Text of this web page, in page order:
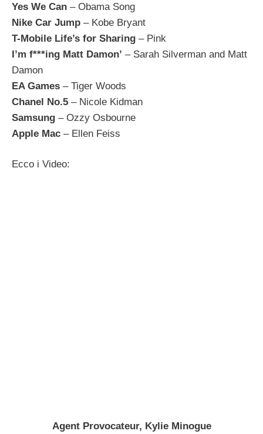
Yes We Can – Obama Song
Nike Car Jump – Kobe Bryant
T-Mobile Life’s for Sharing – Pink
I’m f***ing Matt Damon’ – Sarah Silverman and Matt
Damon
EA Games – Tiger Woods
Chanel No.5 – Nicole Kidman
Samsung – Ozzy Osbourne
Apple Mac – Ellen Feiss
Ecco i Video:
Agent Provocateur, Kylie Minogue